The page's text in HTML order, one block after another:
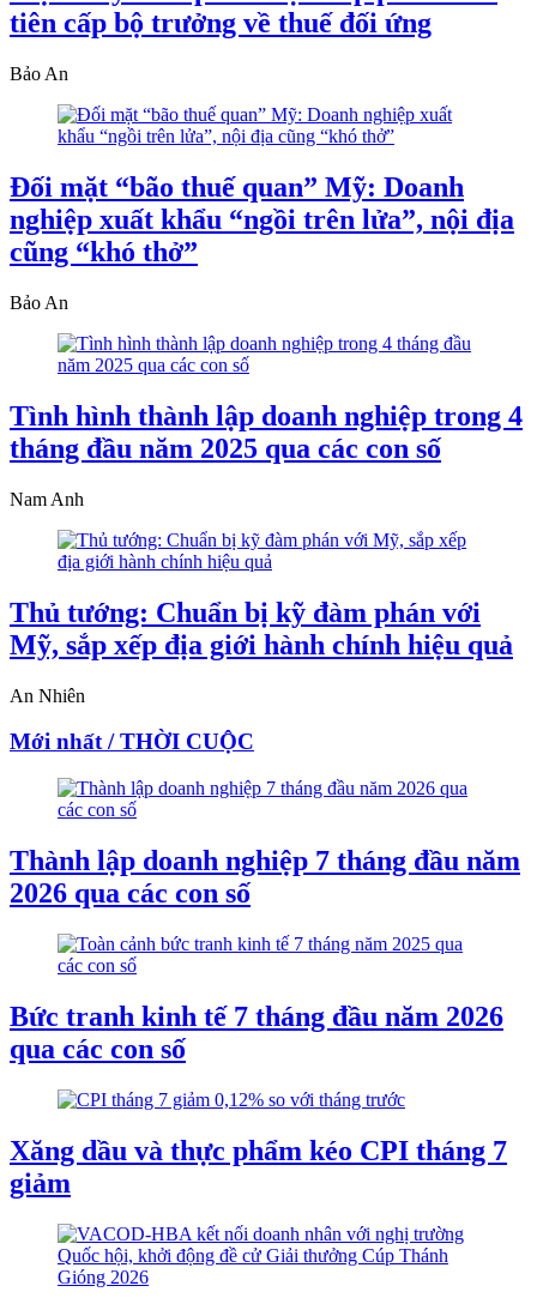
tiên cấp bộ trưởng về thuế đối ứng
Bảo An
Đối mặt “bão thuế quan” Mỹ: Doanh
nghiệp xuất khẩu “ngồi trên lửa”, nội địa
cũng “khó thở”
Bảo An
Tình hình thành lập doanh nghiệp trong 4
tháng đầu năm 2025 qua các con số
Nam Anh
Thủ tướng: Chuẩn bị kỹ đàm phán với
Mỹ, sắp xếp địa giới hành chính hiệu quả
An Nhiên
Mới nhất / THỜI CUỘC
Thành lập doanh nghiệp 7 tháng đầu năm
2026 qua các con số
Bức tranh kinh tế 7 tháng đầu năm 2026
qua các con số
Xăng dầu và thực phẩm kéo CPI tháng 7
giảm